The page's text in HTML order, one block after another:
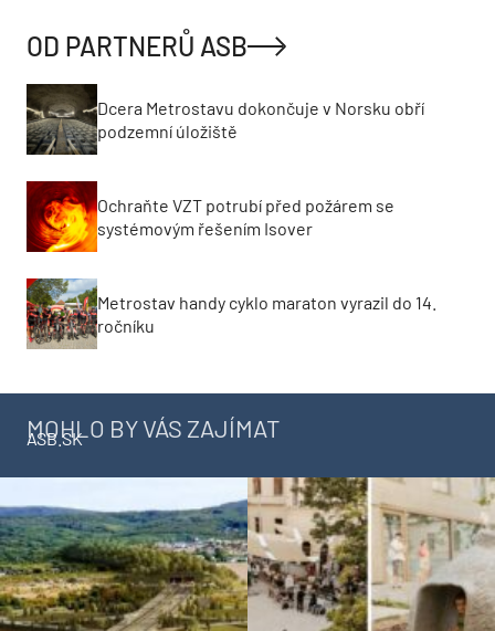
OD PARTNERŮ ASB
Dcera Metrostavu dokončuje v Norsku obří
podzemní úložiště
Ochraňte VZT potrubí před požárem se
systémovým řešením Isover
Metrostav handy cyklo maraton vyrazil do 14.
ročníku
MOHLO BY VÁS ZAJÍMAT
ASB.SK